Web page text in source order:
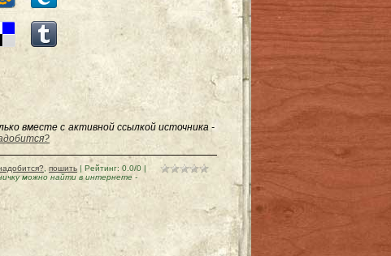
вместе с активной ссылкой источника -
пошить | Рейтинг: 0.0/0 |
можно найти в интернете -